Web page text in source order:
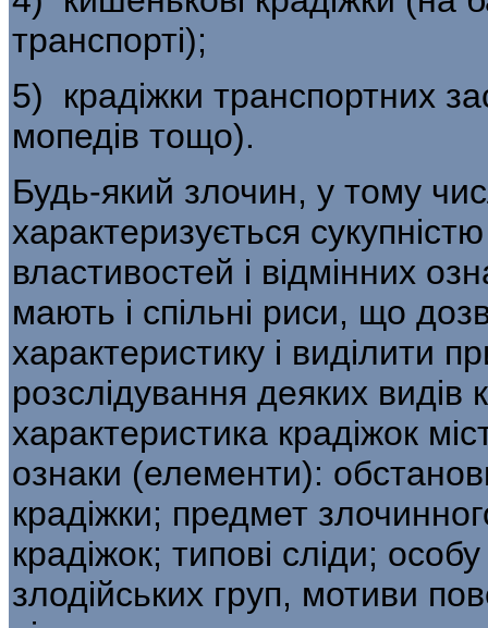
транспорті);
5) крадіжки транспортних
мопе­дів тощо).
Будь-який злочин, у тому
характе­ризується
властивостей і відмінних
мають і спільні риси, що
характеристику і виділити
розслідування деяких видів
характеристика крадіжок
ознаки (еле­менти):
крадіжки; предмет
крадіжок; типові сліди;
злодійських груп, мотиви